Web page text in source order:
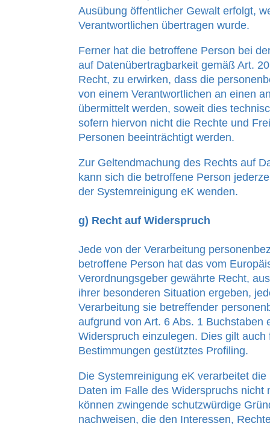
Ausübung öffentlicher Gewalt erfolgt,
Verantwortlichen übertragen wurde.
Ferner hat die betroffene Person bei
auf Datenübertragbarkeit gemäß Art.
Recht, zu erwirken, dass die
von einem Verantwortlichen an einen
übermittelt werden, soweit dies
sofern hiervon nicht die Rechte und
Personen beeinträchtigt werden.
Zur Geltendmachung des Rechts auf
kann sich die betroffene Person
der Systemreinigung eK wenden.
g) Recht auf Widerspruch
Jede von der Verarbeitung
betroffene Person hat das vom
Verordnungsgeber gewährte Recht,
ihrer besonderen Situation ergeben,
Verarbeitung sie betreffender
aufgrund von Art. 6 Abs. 1 Buchstaben
Widerspruch einzulegen. Dies gilt auch
Bestimmungen gestütztes Profiling.
Die Systemreinigung eK verarbeitet
Daten im Falle des Widerspruchs nicht
können zwingende schutzwürdige
nachweisen, die den Interessen,